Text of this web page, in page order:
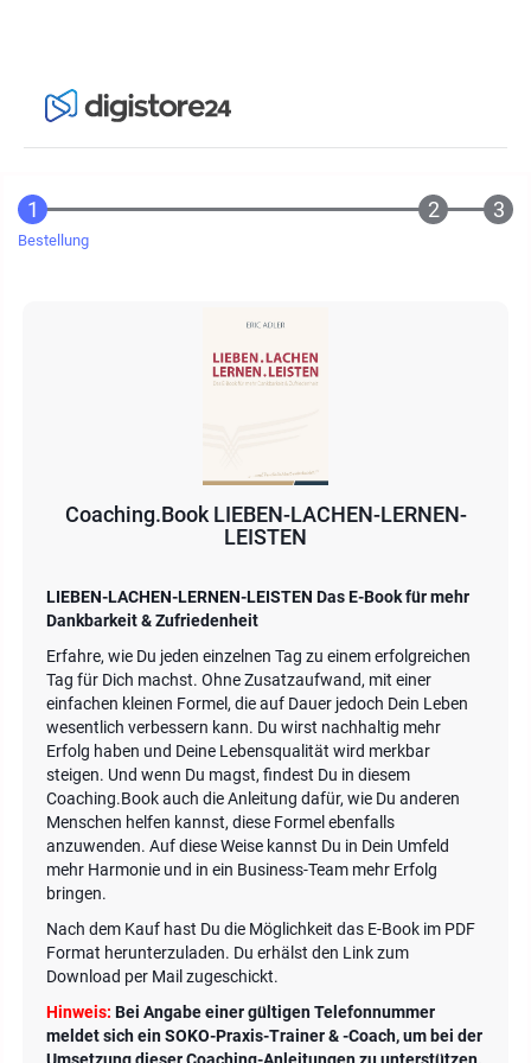
Bestellung
Coaching.Book LIEBEN-LACHEN-LERNEN-
LEISTEN
LIEBEN-LACHEN-LERNEN-LEISTEN Das E-Book für mehr
Dankbarkeit & Zufriedenheit
Erfahre, wie Du jeden einzelnen Tag zu einem erfolgreichen
Tag für Dich machst. Ohne Zusatzaufwand, mit einer
einfachen kleinen Formel, die auf Dauer jedoch Dein Leben
wesentlich verbessern kann. Du wirst nachhaltig mehr
Erfolg haben und Deine Lebensqualität wird merkbar
steigen. Und wenn Du magst, findest Du in diesem
Coaching.Book auch die Anleitung dafür, wie Du anderen
Menschen helfen kannst, diese Formel ebenfalls
anzuwenden. Auf diese Weise kannst Du in Dein Umfeld
mehr Harmonie und in ein Business-Team mehr Erfolg
bringen.
Nach dem Kauf hast Du die Möglichkeit das E-Book im PDF
Format herunterzuladen. Du erhälst den Link zum
Download per Mail zugeschickt.
Hinweis: Bei Angabe einer gültigen Telefonnummer
meldet sich ein SOKO-Praxis-Trainer & -Coach, um bei der